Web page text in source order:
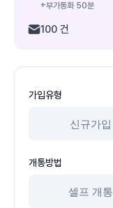
+부가통화 50분
100 건
가입유형
신규가입
개통방법
셀프 개통